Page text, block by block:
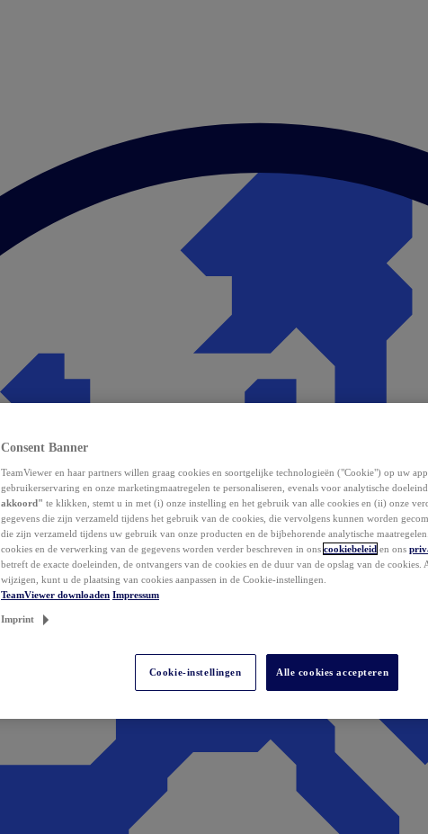
Consent Banner
TeamViewer en haar partners willen graag cookies en soortgelijke technologieën ("Cookie") op uw
gebruikerservaring en onze marketingmaatregelen te personaliseren, evenals voor analytische
akkoord" te klikken, stemt u in met (i) onze instelling en het gebruik van alle cookies en (ii) onze
gegevens die zijn verzameld tijdens het gebruik van de cookies, die vervolgens kunnen worden
die zijn verzameld tijdens uw gebruik van onze producten en de bijbehorende analytische
cookies en de verwerking van de gegevens worden verder beschreven in ons cookiebeleid en ons
betreft de exacte doeleinden, de ontvangers van de cookies en de duur van de opslag van de
wijzigen, kunt u de plaatsing van cookies aanpassen in de Cookie-instellingen.
TeamViewer downloaden Impressum
Imprint
Cookie-instellingen Alle cookies accepteren